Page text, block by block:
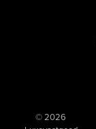
© 2026